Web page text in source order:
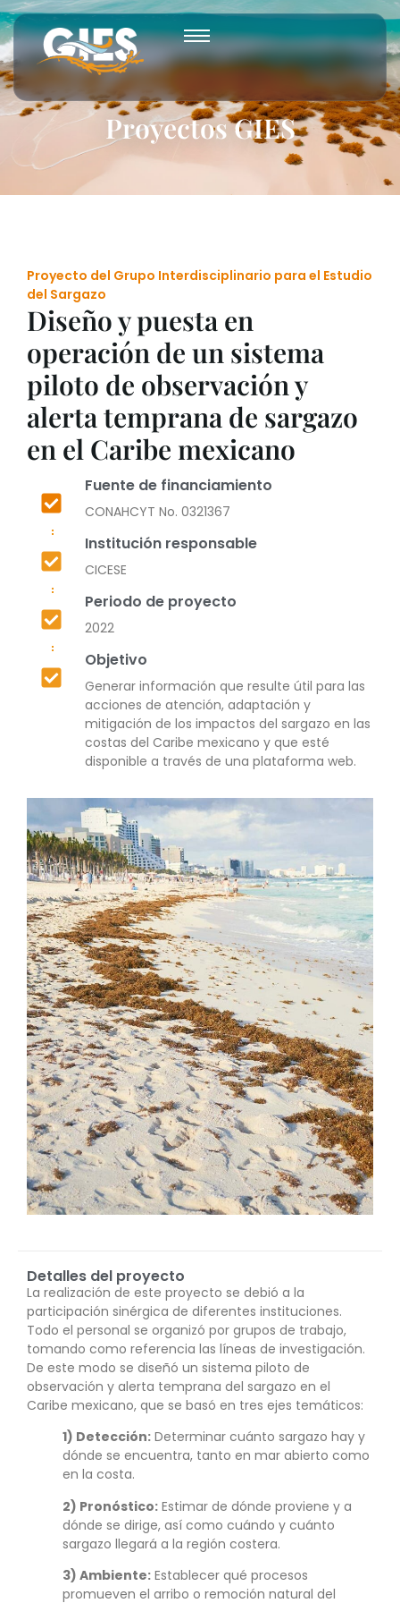
Proyectos GIES
Proyecto del Grupo Interdisciplinario para el Estudio
del Sargazo
Diseño y puesta en
operación de un sistema
piloto de observación y
alerta temprana de sargazo
en el Caribe mexicano
Fuente de financiamiento
CONAHCYT No. 0321367
Institución responsable
CICESE
Periodo de proyecto
2022
Objetivo
Generar información que resulte útil para las
acciones de atención, adaptación y
mitigación de los impactos del sargazo en las
costas del Caribe mexicano y que esté
disponible a través de una plataforma web.
Detalles del proyecto
La realización de este proyecto se debió a la
participación sinérgica de diferentes instituciones.
Todo el personal se organizó por grupos de trabajo,
tomando como referencia las líneas de investigación.
De este modo se diseñó un sistema piloto de
observación y alerta temprana del sargazo en el
Caribe mexicano, que se basó en tres ejes temáticos:
1) Detección: Determinar cuánto sargazo hay y
dónde se encuentra, tanto en mar abierto como
en la costa.
2) Pronóstico: Estimar de dónde proviene y a
dónde se dirige, así como cuándo y cuánto
sargazo llegará a la región costera.
3) Ambiente: Establecer qué procesos
promueven el arribo o remoción natural del